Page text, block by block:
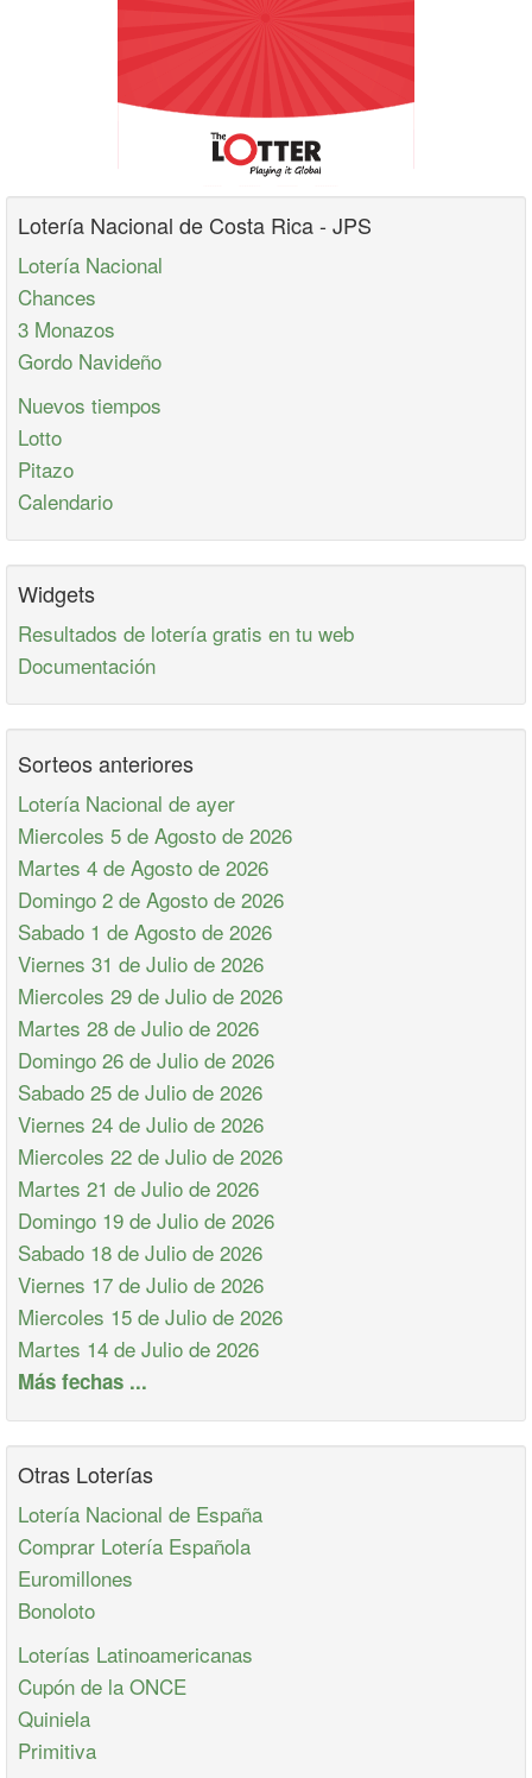
Lotería Nacional de Costa Rica - JPS
Lotería Nacional
Chances
3 Monazos
Gordo Navideño
Nuevos tiempos
Lotto
Pitazo
Calendario
Widgets
Resultados de lotería gratis en tu web
Documentación
Sorteos anteriores
Lotería Nacional de ayer
Miercoles 5 de Agosto de 2026
Martes 4 de Agosto de 2026
Domingo 2 de Agosto de 2026
Sabado 1 de Agosto de 2026
Viernes 31 de Julio de 2026
Miercoles 29 de Julio de 2026
Martes 28 de Julio de 2026
Domingo 26 de Julio de 2026
Sabado 25 de Julio de 2026
Viernes 24 de Julio de 2026
Miercoles 22 de Julio de 2026
Martes 21 de Julio de 2026
Domingo 19 de Julio de 2026
Sabado 18 de Julio de 2026
Viernes 17 de Julio de 2026
Miercoles 15 de Julio de 2026
Martes 14 de Julio de 2026
Más fechas ...
Otras Loterías
Lotería Nacional de España
Comprar Lotería Española
Euromillones
Bonoloto
Loterías Latinoamericanas
Cupón de la ONCE
Quiniela
Primitiva